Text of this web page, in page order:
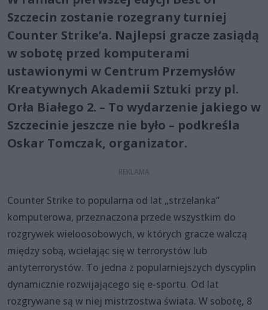
Szczecin zostanie rozegrany turniej
Counter Strike’a. Najlepsi gracze zasiądą
w sobotę przed komputerami
ustawionymi w Centrum Przemysłów
Kreatywnych Akademii Sztuki przy pl.
Orła Białego 2. – To wydarzenie jakiego w
Szczecinie jeszcze nie było – podkreśla
Oskar Tomczak, organizator.
Counter Strike to popularna od lat „strzelanka”
komputerowa, przeznaczona przede wszystkim do
rozgrywek wieloosobowych, w których gracze walczą
między sobą, wcielając się w terrorystów lub
antyterrorystów. To jedna z popularniejszych dyscyplin
dynamicznie rozwijającego się e-sportu. Od lat
rozgrywane są w niej mistrzostwa świata. W sobotę, 8